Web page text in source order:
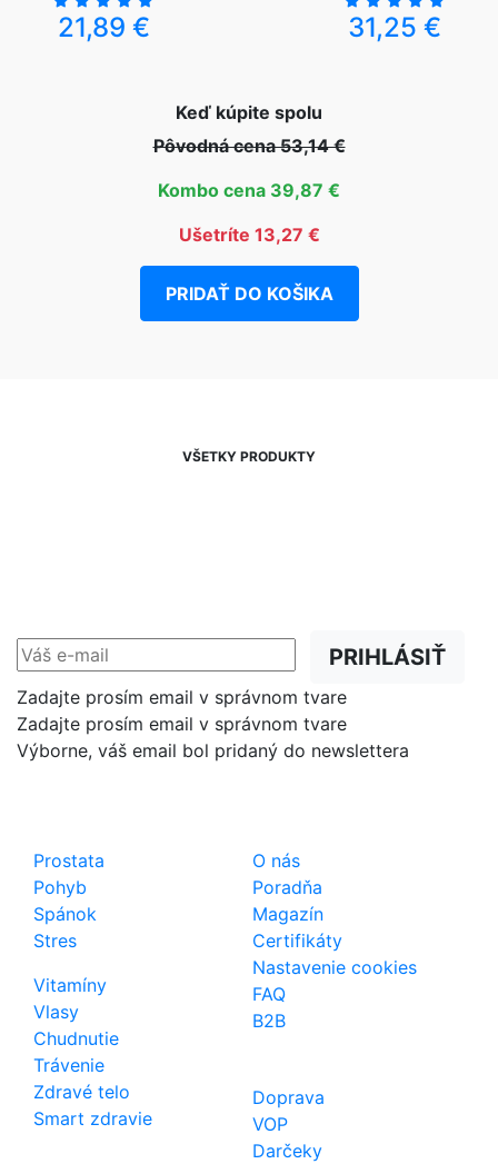
21,89 € 31,25 €
Keď kúpite spolu
Pôvodná cena 53,14 €
Kombo cena 39,87 €
Ušetríte 13,27 €
PRIDAŤ DO KOŠIKA
VŠETKY PRODUKTY
PRIHLÁSIŤ
Zadajte prosím email v správnom tvare
Zadajte prosím email v správnom tvare
Výborne, váš email bol pridaný do newslettera
Prostata
Pohyb
Spánok
Stres
Vitamíny
Vlasy
Chudnutie
Trávenie
Zdravé telo
Smart zdravie
O nás
Poradňa
Magazín
Certifikáty
Nastavenie cookies
FAQ
B2B
Doprava
VOP
Darčeky